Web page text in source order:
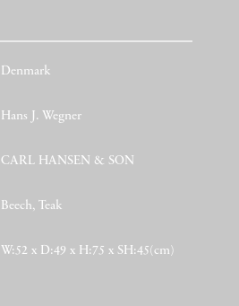
Denmark
Hans J. Wegner
CARL HANSEN & SON
Beech, Teak
W:52 x D:49 x H:75 x SH:45(cm)